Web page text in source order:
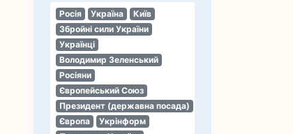
Росія Україна
Київ
Збройні сили України
Українці
Володимир Зеленський
Росіяни
Європейський Союз
Президент (державна посада)
Європа
Укрінформ